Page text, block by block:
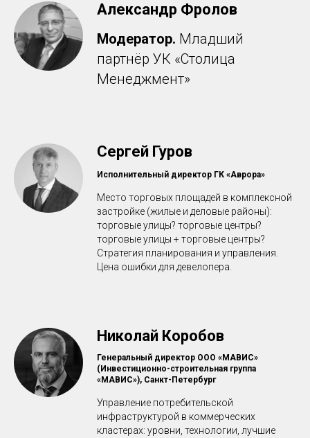
Александр Фролов
Модератор. Младший
партнёр УК «Столица
Менеджмент»
Сергей Гуров
Исполнительный директор ГК «Аврора»
Место торговых площадей в комплексной
застройке (жилые и деловые районы):
торговые улицы? торговые центры?
торговые улицы + торговые центры?
Стратегия планирования и управления.
Цена ошибки для девелопера.
Николай Коробов
Генеральный директор ООО «МАВИС»
(Инвестиционно-строительная группа
«МАВИС»), Санкт-Петербург
Управление потребительской
инфраструктурой в коммерческих
кластерах: уровни, технологии, лучшие